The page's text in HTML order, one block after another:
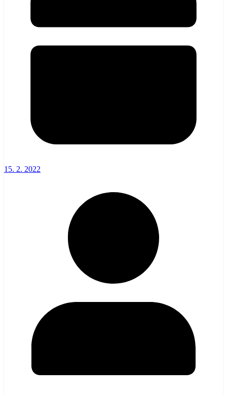
15. 2. 2022